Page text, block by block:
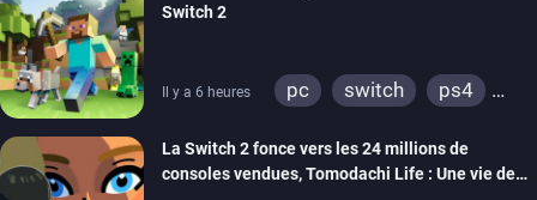
Switch 2
Il y a 6 heures pc switch
ps4
wiiu
3ds
ps3
xbox 360
switch 2
La Switch 2 fonce vers les 24 millions de
consoles vendues, Tomodachi Life : Une vie de